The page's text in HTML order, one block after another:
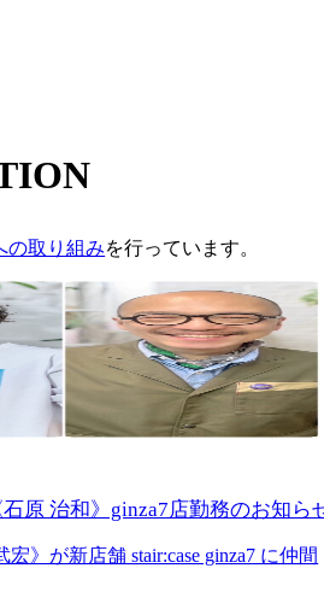
の取り組みを行っています。
石原 治和》ginza7店勤務のお知ら